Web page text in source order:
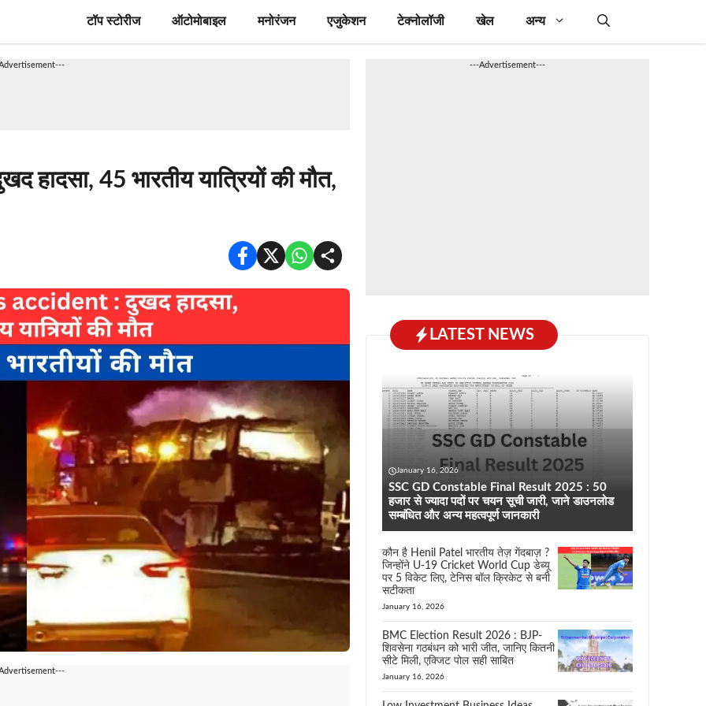
टॉप स्टोरीज ऑटोमोबाइल मनोरंजन एजुकेशन टेक्नोलॉजी खेल अन्य
45 भारतीय यात्रियों की मौत,
---Advertisement---
LATEST NEWS
January 16, 2026
SSC GD Constable Final Result 2025 : 50
हजार से ज्यादा पदों पर चयन सूची जारी, जाने डाउनलोड
सम्बंधित और अन्य महत्वपूर्ण जानकारी
कौन है Henil Patel भारतीय तेज़ गेंदबाज़ ?
जिन्होंने U-19 Cricket World Cup डेब्यू
पर 5 विकेट लिए, टेनिस बॉल क्रिकेट से बनी
सटीकता
January 16, 2026
BMC Election Result 2026 : BJP-
शिवसेना गठबंधन को भारी जीत, जानिए कितनी
सीटे मिली, एक्जिट पोल सही साबित
January 16, 2026